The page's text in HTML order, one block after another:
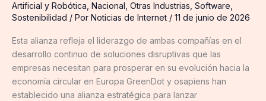
Artificial y Robótica Nacional Otras Industrias Software
Sostenibilidad / Por Noticias de Internet / 11 de junio de 2026
Esta alianza refleja el liderazgo de ambas compañías en el
desarrollo continuo de soluciones disruptivas que las
empresas necesitan para prosperar en su evolución hacia la
economía circular en Europa GreenDot y osapiens han
establecido una alianza estratégica para lanzar
RAP
bajo
PPWR
en
Europa